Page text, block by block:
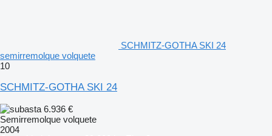
SCHMITZ-GOTHA SKI 24
semirremolque volquete
10
SCHMITZ-GOTHA SKI 24
6.936 €
Semirremolque volquete
2004